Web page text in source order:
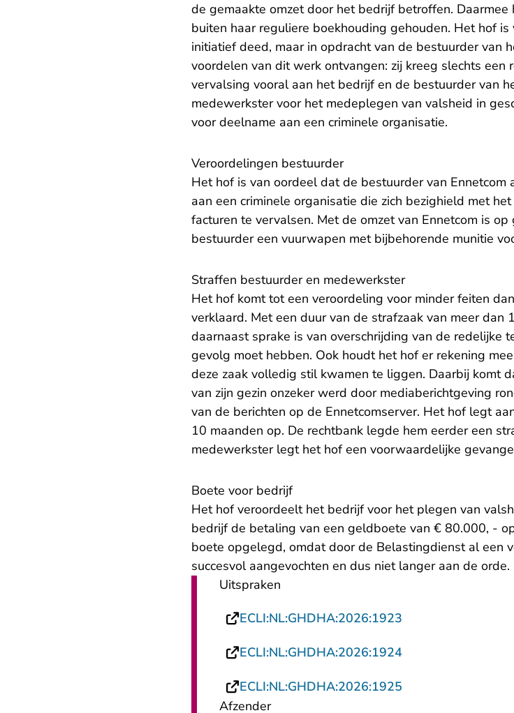
de gemaakte omzet door het bedrijf betroffen.
buiten haar reguliere boekhouding gehouden. Het hof
initiatief deed, maar in opdracht van de bestuurder van
voordelen van dit werk ontvangen: zij kreeg slechts een
vervalsing vooral aan het bedrijf en de bestuurder van
medewerkster voor het medeplegen van valsheid in
voor deelname aan een criminele organisatie.
Veroordelingen bestuurder
Het hof is van oordeel dat de bestuurder van
aan een criminele organisatie die zich bezighield met
facturen te vervalsen. Met de omzet van Ennetcom is
bestuurder een vuurwapen met bijbehorende munitie
Straffen bestuurder en medewerkster
Het hof komt tot een veroordeling voor minder feiten
verklaard. Met een duur van de strafzaak van meer dan
daarnaast sprake is van overschrijding van de redelijke
gevolg moet hebben. Ook houdt het hof er rekening
deze zaak volledig stil kwamen te liggen. Daarbij komt
van zijn gezin onzeker werd door mediaberichtgeving
van de berichten op de Ennetcomserver. Het hof legt
10 maanden op. De rechtbank legde hem eerder een
medewerkster legt het hof een voorwaardelijke
Boete voor bedrijf
Het hof veroordeelt het bedrijf voor het plegen van
bedrijf de betaling van een geldboete van € 80.000, -
boete opgelegd, omdat door de Belastingdienst al een
succesvol aangevochten en dus niet langer aan de orde.
Uitspraken
ECLI:NL:GHDHA:2026:1923
ECLI:NL:GHDHA:2026:1924- U verlaat
ECLI:NL:GHDHA:2026:1925
Afzender